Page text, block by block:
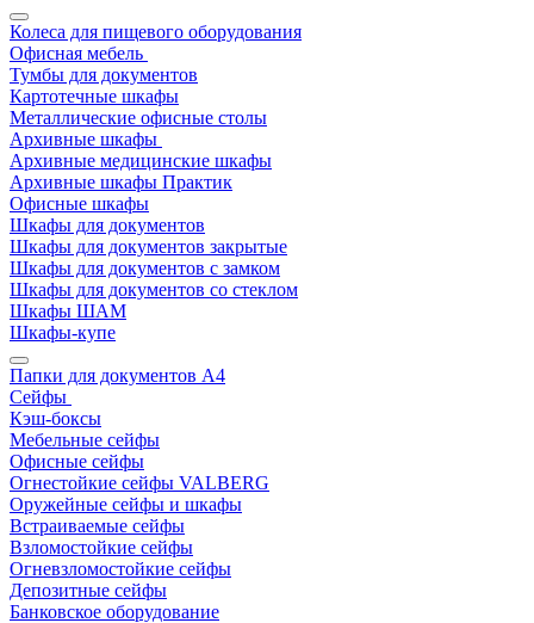
Колеса для пищевого оборудования
Офисная мебель
Тумбы для документов
Картотечные шкафы
Металлические офисные столы
Архивные шкафы
Архивные медицинские шкафы
Архивные шкафы Практик
Офисные шкафы
Шкафы для документов
Шкафы для документов закрытые
Шкафы для документов с замком
Шкафы для документов со стеклом
Шкафы ШАМ
Шкафы-купе
Папки для документов A4
Сейфы
Кэш-боксы
Мебельные сейфы
Офисные сейфы
Огнестойкие сейфы VALBERG
Оружейные сейфы и шкафы
Встраиваемые сейфы
Взломостойкие сейфы
Огневзломостойкие сейфы
Депозитные сейфы
Банковское оборудование